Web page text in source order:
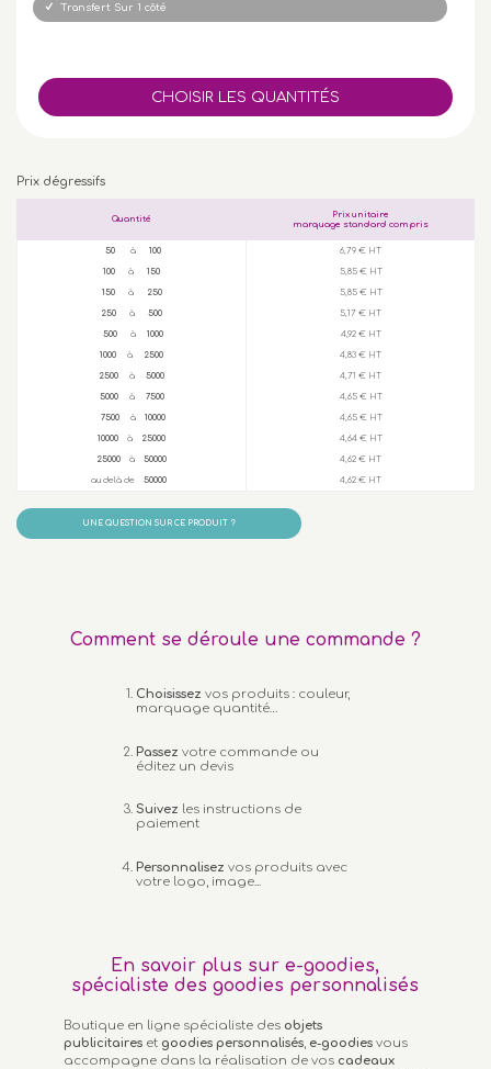
Transfert Sur 1 côté
Prix dégressifs
Quantité
Prix unitaire
marquage standard compris
50à 100 6,79 € HT
100 à 150 5,85 € HT
150à 250 5,85 € HT
250 à 500 5,17 € HT
500à 1000 4,92 € HT
1000 à 2500 4,83 € HT
2500 à 5000 4,71 € HT
5000à 7500 4,65 € HT
7500à 10000 4,65 € HT
10000 à 25000 4,64 € HT
25000 à 50000 4,62 € HT
au delà de 50000 4,62 € HT
UNE QUESTION SUR CE PRODUIT ?
Comment se déroule une commande ?
Choisissez vos produits : couleur,
marquage quantité…
Passez votre commande ou
éditez un devis
Suivez les instructions de
paiement
Personnalisez vos produits avec
votre logo, image...
En savoir plus sur e-goodies,
spécialiste des goodies personnalisés
Boutique en ligne spécialiste des objets
publicitaires et goodies personnalisés, e-goodies vous
accompagne dans la réalisation de vos cadeaux